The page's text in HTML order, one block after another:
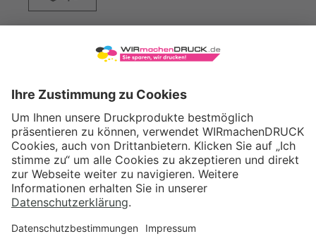
WIRmachenDRUCK GmbH
71522 Backnang
Tel.: +49 (0) 711 995 982 - 20
Fax: +49 (0) 711 995 982 - 21
SOCIAL MEDIA